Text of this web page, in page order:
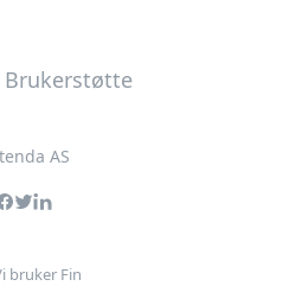
Brukerstøtte
AS
bruker Fin